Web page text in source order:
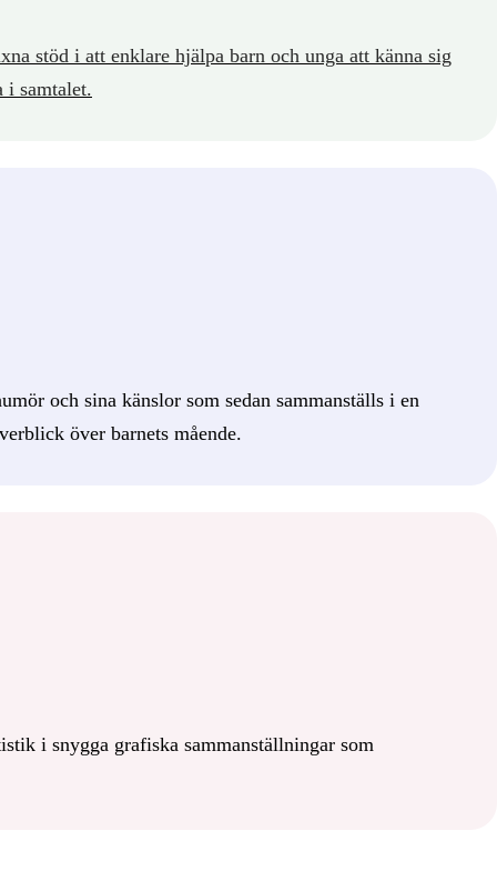
stöd i att enklare hjälpa barn och unga att känna sig
i samtalet.
och sina känslor som sedan sammanställs i en
över barnets mående.
i snygga grafiska sammanställningar som